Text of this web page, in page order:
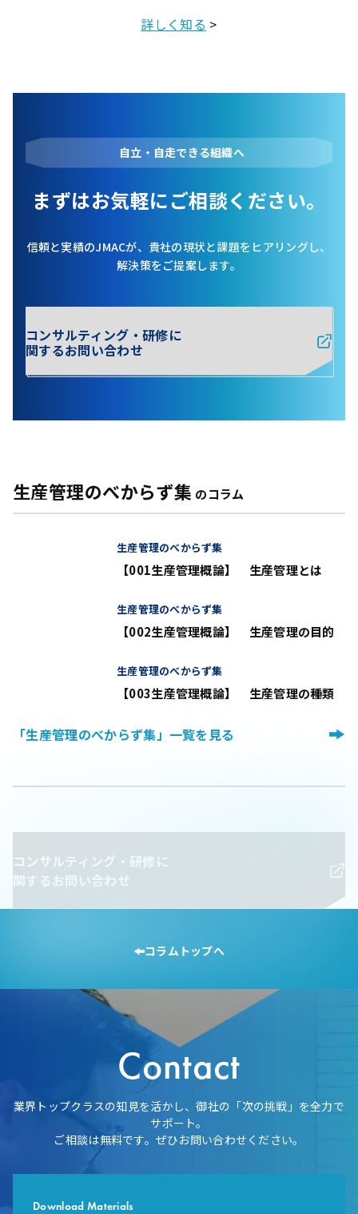
詳しく知る >
まずはお気軽にご相談ください。
自立・自走できる組織へ
信頼と実績のJMACが、貴社の現状と課題をヒアリングし、
解決策をご提案します。
コンサルティング・研修に
関するお問い合わせ
生産管理のべからず集 のコラム
【001生産管理概論】 生産管理とは
生産管理のべからず集
【002生産管理概論】 生産管理の目的
生産管理のべからず集
【003生産管理概論】 生産管理の種類
生産管理のべからず集
「生産管理のべからず集」一覧を見る
コンサルティング・研修に
関するお問い合わせ
コラムトップへ
Contact
業界トップクラスの知見を活かし、御社の「次の挑戦」を全力で
サポート。
ご相談は無料です。ぜひお問い合わせください。
Download Materials